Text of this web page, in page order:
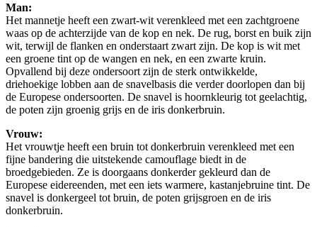
Man:
Het mannetje heeft een zwart-wit verenkleed met een zachtgroene
waas op de achterzijde van de kop en nek. De rug, borst en buik zijn
wit, terwijl de flanken en onderstaart zwart zijn. De kop is wit met
een groene tint op de wangen en nek, en een zwarte kruin.
Opvallend bij deze ondersoort zijn de sterk ontwikkelde,
driehoekige lobben aan de snavelbasis die verder doorlopen dan bij
de Europese ondersoorten. De snavel is hoornkleurig tot geelachtig,
de poten zijn groenig grijs en de iris donkerbruin.
Vrouw:
Het vrouwtje heeft een bruin tot donkerbruin verenkleed met een
fijne bandering die uitstekende camouflage biedt in de
broedgebieden. Ze is doorgaans donkerder gekleurd dan de
Europese eidereenden, met een iets warmere, kastanjebruine tint. De
snavel is donkergeel tot bruin, de poten grijsgroen en de iris
donkerbruin.